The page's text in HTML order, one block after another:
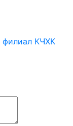
филиал КЧХК